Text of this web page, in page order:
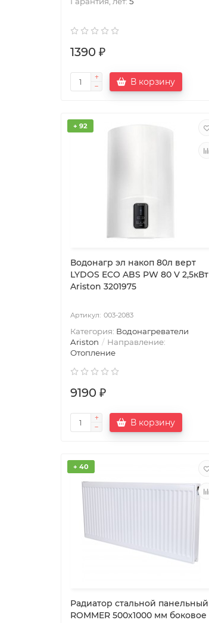
1390 ₽
В корзину
+ 92
Водонагр эл накоп 80л верт
LYDOS ECO ABS PW 80 V 2,5кВт
Ariston 3201975
003-2083
Категория: Водонагреватели
Ariston
Направление:
Отопление
9190 ₽
В корзину
+ 40
Радиатор стальной панельный
ROMMER 500х1000 мм боковое